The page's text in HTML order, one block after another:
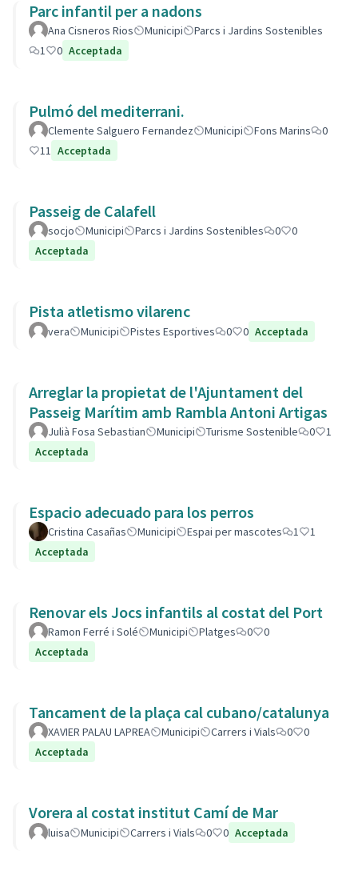
Parc infantil per a nadons
Ana Cisneros Rios Municipi
Parcs i Jardins Sostenibles
1
0 Acceptada
Pulmó del mediterrani.
Clemente Salguero Fernandez Municipi Fons Marins
0
11 Acceptada
Passeig de Calafell
socjo Municipi Parcs i Jardins Sostenibles 0
0
Acceptada
Pista atletismo vilarenc
vera Municipi Pistes Esportives 0 0 Acceptada
Arreglar la propietat de l'Ajuntament del
Passeig Marítim amb Rambla Antoni Artigas
Julià Fosa Sebastian Municipi Turisme Sostenible 0
1
Acceptada
Espacio adecuado para los perros
Cristina Casañas Municipi Espai per mascotes 1
1
Acceptada
Renovar els Jocs infantils al costat del Port
Ramon Ferré i Solé Municipi Platges 0
0
Acceptada
Tancament de la plaça cal cubano/catalunya
XAVIER PALAU LAPREA Municipi Carrers i Vials 0
0
Acceptada
Vorera al costat institut Camí de Mar
luisa Municipi Carrers i Vials 0 0 Acceptada